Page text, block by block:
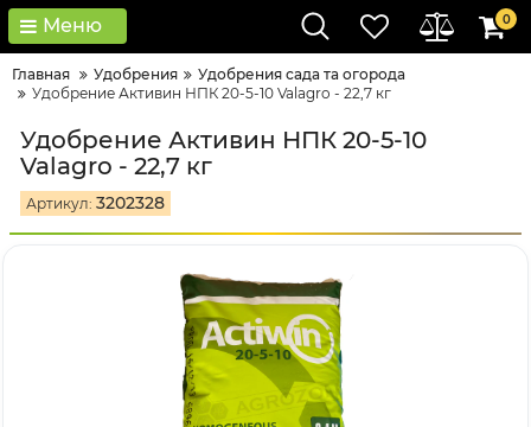
Меню 0
Главная Удобрения
Удобрения сада та огорода
Удобрение Активин НПК 20-5-10 Valagro - 22,7 кг
Удобрение Активин НПК 20-5-10
Valagro - 22,7 кг
Артикул: 3202328